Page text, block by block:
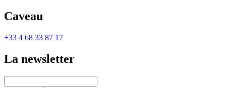
Caveau
+33 4 68 33 87 17
La newsletter